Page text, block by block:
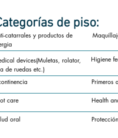
de piso:
catarrales y productos de
devices(Muletas, rolator,
de ruedas etc.)
Higiene
Primeros
care Health
oral